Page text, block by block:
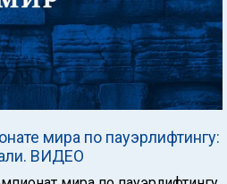
мира по пауэрлифтингу:
ВИДЕО